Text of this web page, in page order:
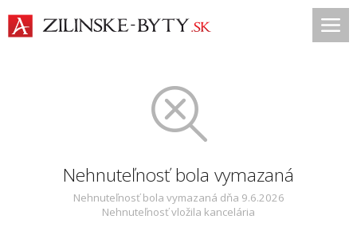
Nehnuteľnosť bola vymazaná
Nehnuteľnosť bola vymazaná dňa 9.6.2026
Nehnuteľnosť vložila kancelária